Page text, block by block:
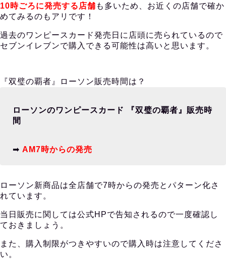
10時ごろに発売する店舗 も多いため、お近くの店舗で確か
めてみるのもアリです！
過去のワンピースカード発売日に店頭に売られているので
セブンイレブンで購入できる可能性は高いと思います。
『双璧の覇者』ローソン販売時間は？
ローソンのワンピースカード 『双璧の覇者』販売時
間
➡︎ AM7時からの発売
ローソン新商品は全店舗で7時からの発売とパターン化さ
れています。
当日販売に関しては公式HPで告知されるので一度確認し
ておきましょう。
また、購入制限がつきやすいので購入時は注意してくださ
い。